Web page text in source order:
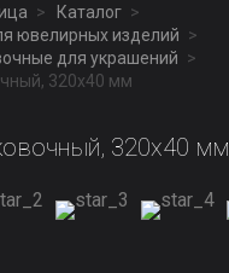
Каталог
ювелирных изделий
для украшений
320x40 мм
320x40 мм